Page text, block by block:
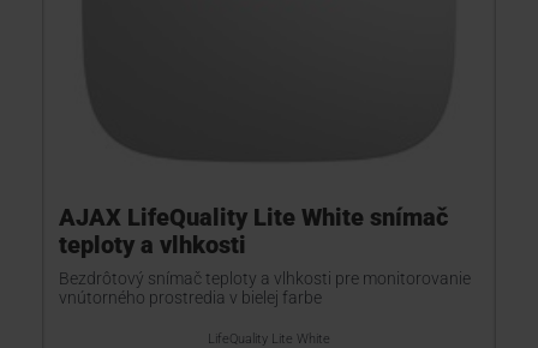
AJAX LifeQuality Lite White snímač
teploty a vlhkosti
Bezdrôtový snímač teploty a vlhkosti pre monitorovanie
vnútorného prostredia v bielej farbe
LifeQuality Lite White